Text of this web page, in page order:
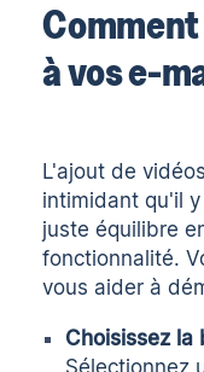
à vos e-
L'ajout de
intimidant qu'il
juste équilibre
fonctionnalité.
vous aider à
Choisissez la
Sélectionnez